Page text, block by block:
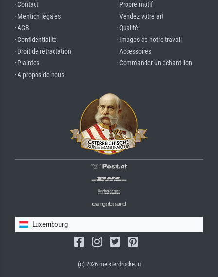
· Contact
· Mention légales
· AGB
· Confidentialité
· Droit de rétractation
· Plaintes
· A propos de nous
· Propre motif
· Vendez votre art
· Qualité
· Images de notre travail
· Accessoires
· Commander un échantillon
Luxembourg
(c) 2026 meisterdrucke.lu